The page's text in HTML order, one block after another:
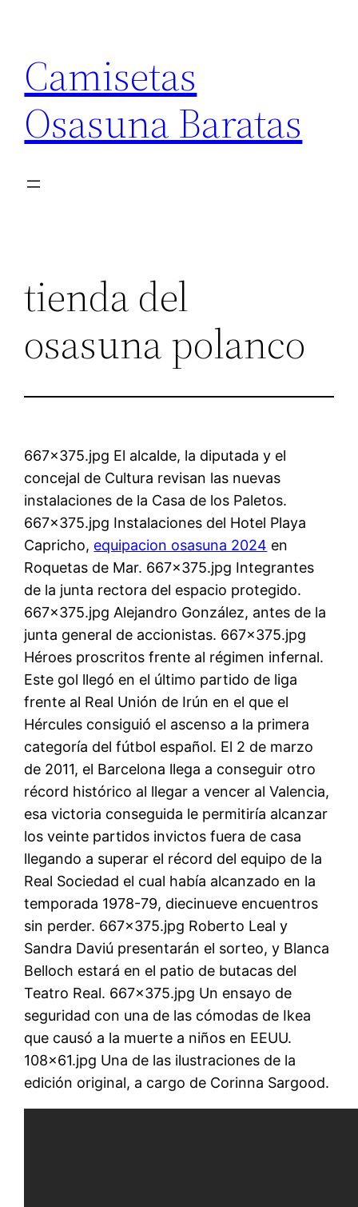
contenido
Camisetas
Osasuna Baratas
tienda del
osasuna polanco
667×375.jpg El alcalde, la diputada y el
concejal de Cultura revisan las nuevas
instalaciones de la Casa de los Paletos.
667×375.jpg Instalaciones del Hotel Playa
Capricho, equipacion osasuna 2024 en
Roquetas de Mar. 667×375.jpg Integrantes
de la junta rectora del espacio protegido.
667×375.jpg Alejandro González, antes de la
junta general de accionistas. 667×375.jpg
Héroes proscritos frente al régimen infernal.
Este gol llegó en el último partido de liga
frente al Real Unión de Irún en el que el
Hércules consiguió el ascenso a la primera
categoría del fútbol español. El 2 de marzo
de 2011, el Barcelona llega a conseguir otro
récord histórico al llegar a vencer al Valencia,
esa victoria conseguida le permitiría alcanzar
los veinte partidos invictos fuera de casa
llegando a superar el récord del equipo de la
Real Sociedad el cual había alcanzado en la
temporada 1978-79, diecinueve encuentros
sin perder. 667×375.jpg Roberto Leal y
Sandra Daviú presentarán el sorteo, y Blanca
Belloch estará en el patio de butacas del
Teatro Real. 667×375.jpg Un ensayo de
seguridad con una de las cómodas de Ikea
que causó a la muerte a niños en EEUU.
108×61.jpg Una de las ilustraciones de la
edición original, a cargo de Corinna Sargood.